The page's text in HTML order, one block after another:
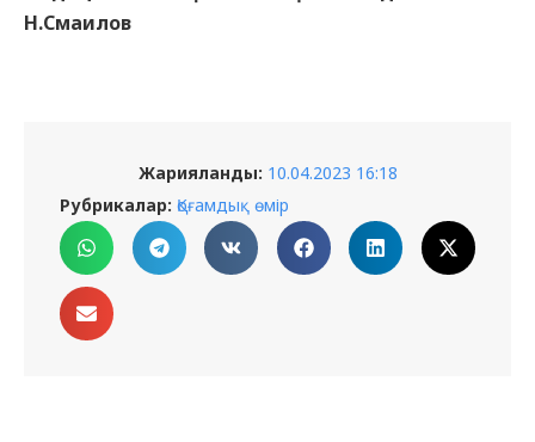
Н.Смаилов
Жарияланды: 10.04.2023 16:18
Рубрикалар: Қоғамдық өмір